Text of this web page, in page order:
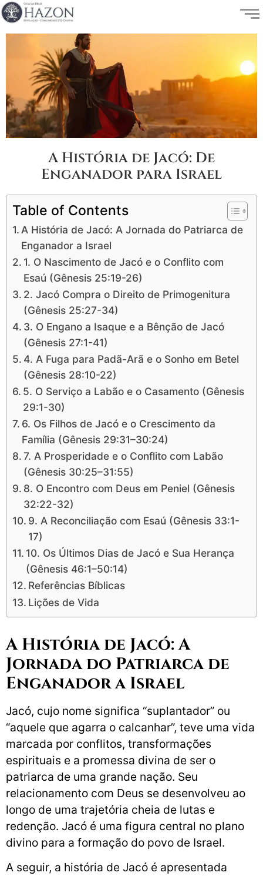
A História de Jacó: De
Enganador para Israel
Table of Contents
A História de Jacó: A Jornada do Patriarca de
Enganador a Israel
1. O Nascimento de Jacó e o Conflito com
Esaú (Gênesis 25:19-26)
2. Jacó Compra o Direito de Primogenitura
(Gênesis 25:27-34)
3. O Engano a Isaque e a Bênção de Jacó
(Gênesis 27:1-41)
4. A Fuga para Padã-Arã e o Sonho em Betel
(Gênesis 28:10-22)
5. O Serviço a Labão e o Casamento (Gênesis
29:1-30)
6. Os Filhos de Jacó e o Crescimento da
Família (Gênesis 29:31–30:24)
7. A Prosperidade e o Conflito com Labão
(Gênesis 30:25–31:55)
8. O Encontro com Deus em Peniel (Gênesis
32:22-32)
9. A Reconciliação com Esaú (Gênesis 33:1-
17)
10. Os Últimos Dias de Jacó e Sua Herança
(Gênesis 46:1–50:14)
Referências Bíblicas
Lições de Vida
A História de Jacó: A
Jornada do Patriarca de
Enganador a Israel
Jacó, cujo nome significa “suplantador” ou
“aquele que agarra o calcanhar”, teve uma vida
marcada por conflitos, transformações
espirituais e a promessa divina de ser o
patriarca de uma grande nação. Seu
relacionamento com Deus se desenvolveu ao
longo de uma trajetória cheia de lutas e
redenção. Jacó é uma figura central no plano
divino para a formação do povo de Israel.
A seguir, a história de Jacó é apresentada